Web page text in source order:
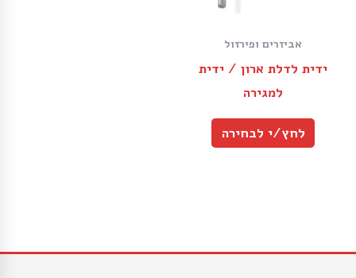
אביזרים ופירזול
ידית לדלת ארון / ידית
למגירה
לחץ/י לבחירה